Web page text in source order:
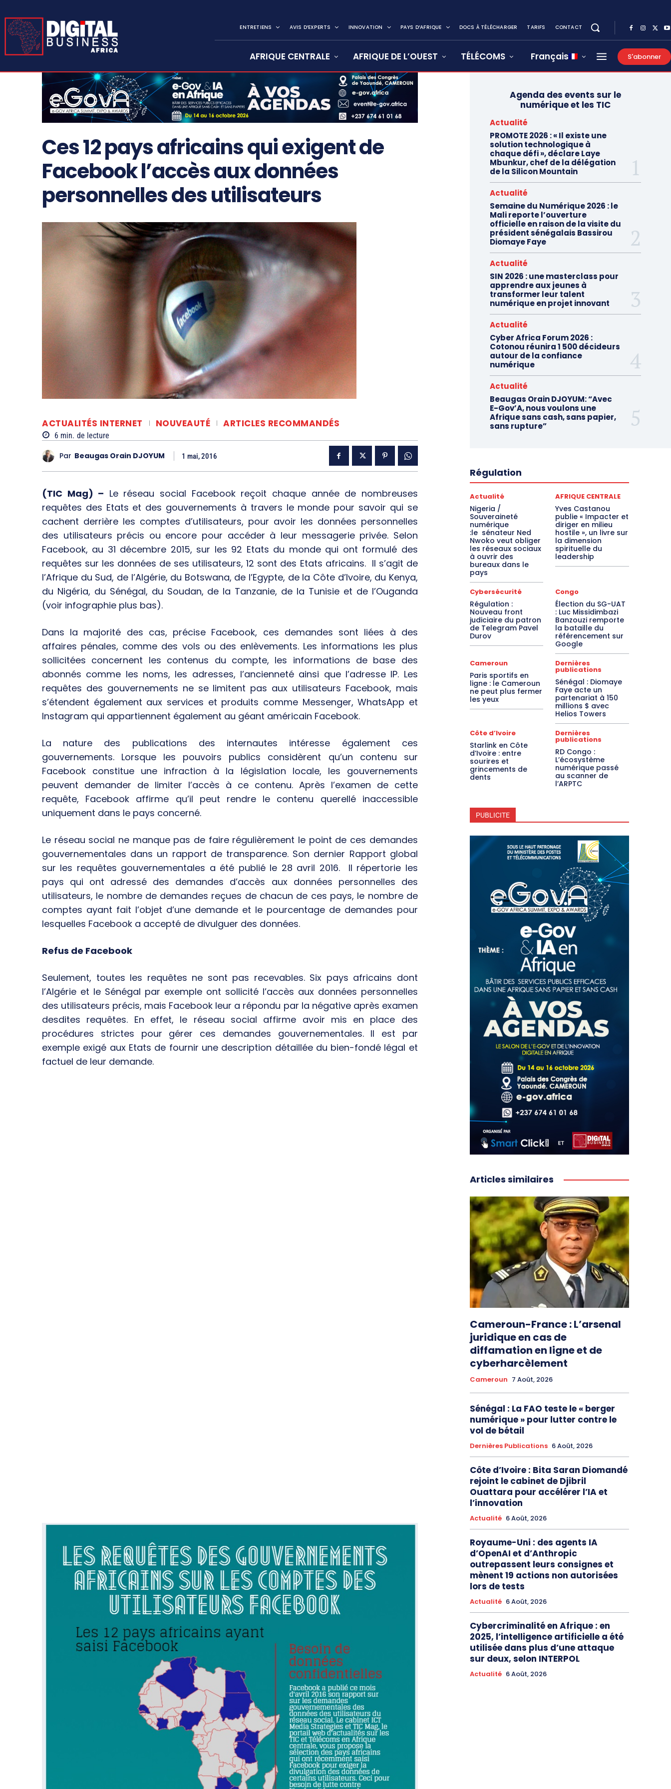
ENTRETIENS AVIS D’EXPERTS INNOVATION PAYS D’AFRIQUE DOCS À TÉLÉCHARGER TARIFS CONTACT
AFRIQUE CENTRALE AFRIQUE DE L’OUEST TÉLÉCOMS Français S'abonner
Ces 12 pays africains qui exigent de
Facebook l’accès aux données
personnelles des utilisateurs
ACTUALITÉS INTERNET NOUVEAUTÉ ARTICLES RECOMMANDÉS
6 min. de lecture
Par Beaugas Orain DJOYUM 1 mai, 2016
(TIC Mag) – Le réseau social Facebook reçoit chaque année de nombreuses
requêtes des Etats et des gouvernements à travers le monde pour savoir qui se
cachent derrière les comptes d’utilisateurs, pour avoir les données personnelles
des utilisateurs précis ou encore pour accéder à leur messagerie privée. Selon
Facebook, au 31 décembre 2015, sur les 92 Etats du monde qui ont formulé des
requêtes sur les données de ses utilisateurs, 12 sont des Etats africains. Il s’agit de
l’Afrique du Sud, de l’Algérie, du Botswana, de l’Egypte, de la Côte d’Ivoire, du Kenya,
du Nigéria, du Sénégal, du Soudan, de la Tanzanie, de la Tunisie et de l’Ouganda
(voir infographie plus bas).
Dans la majorité des cas, précise Facebook, ces demandes sont liées à des
affaires pénales, comme des vols ou des enlèvements. Les informations les plus
sollicitées concernent les contenus du compte, les informations de base des
abonnés comme les noms, les adresses, l’ancienneté ainsi que l’adresse IP. Les
requêtes des gouvernements ne se limitent pas aux utilisateurs Facebook, mais
s’étendent également aux services et produits comme Messenger, WhatsApp et
Instagram qui appartiennent également au géant américain Facebook.
La nature des publications des internautes intéresse également ces
gouvernements. Lorsque les pouvoirs publics considèrent qu’un contenu sur
Facebook constitue une infraction à la législation locale, les gouvernements
peuvent demander de limiter l’accès à ce contenu. Après l’examen de cette
requête, Facebook affirme qu’il peut rendre le contenu querellé inaccessible
uniquement dans le pays concerné.
Le réseau social ne manque pas de faire régulièrement le point de ces demandes
gouvernementales dans un rapport de transparence. Son dernier Rapport global
sur les requêtes gouvernementales a été publié le 28 avril 2016. Il répertorie les
pays qui ont adressé des demandes d’accès aux données personnelles des
utilisateurs, le nombre de demandes reçues de chacun de ces pays, le nombre de
comptes ayant fait l’objet d’une demande et le pourcentage de demandes pour
lesquelles Facebook a accepté de divulguer des données.
Refus de Facebook
Seulement, toutes les requêtes ne sont pas recevables. Six pays africains dont
l’Algérie et le Sénégal par exemple ont sollicité l’accès aux données personnelles
des utilisateurs précis, mais Facebook leur a répondu par la négative après examen
desdites requêtes. En effet, le réseau social affirme avoir mis en place des
procédures strictes pour gérer ces demandes gouvernementales. Il est par
exemple exigé aux Etats de fournir une description détaillée du bien-fondé légal et
factuel de leur demande.
Agenda des events sur le
numérique et les TIC
Actualité
PROMOTE 2026 : « Il existe une
solution technologique à
chaque défi », déclare Laye
Mbunkur, chef de la délégation
de la Silicon Mountain
Actualité
Semaine du Numérique 2026 : le
Mali reporte l’ouverture
officielle en raison de la visite du
président sénégalais Bassirou
Diomaye Faye
Actualité
SIN 2026 : une masterclass pour
apprendre aux jeunes à
transformer leur talent
numérique en projet innovant
Actualité
Cyber Africa Forum 2026 :
Cotonou réunira 1 500 décideurs
autour de la confiance
numérique
Actualité
Beaugas Orain DJOYUM: “Avec
E-Gov’A, nous voulons une
Afrique sans cash, sans papier,
sans rupture”
Régulation
Actualité
Nigeria /
Souveraineté
numérique
:le sénateur Ned
Nwoko veut obliger
les réseaux sociaux
à ouvrir des
bureaux dans le
pays
AFRIQUE CENTRALE
Yves Castanou
publie « Impacter et
diriger en milieu
hostile », un livre sur
la dimension
spirituelle du
leadership
Cybersécurité
Régulation :
Nouveau front
judiciaire du patron
de Telegram Pavel
Durov
Congo
Élection du SG-UAT
: Luc Missidimbazi
Banzouzi remporte
la bataille du
référencement sur
Google
Cameroun
Paris sportifs en
ligne : le Cameroun
ne peut plus fermer
les yeux
Dernières
publications
Sénégal : Diomaye
Faye acte un
partenariat à 150
millions $ avec
Helios Towers
Côte d’Ivoire
Starlink en Côte
d’Ivoire : entre
sourires et
grincements de
dents
Dernières
publications
RD Congo :
L’écosystème
numérique passé
au scanner de
l’ARPTC
PUBLICITE
Articles similaires
Cameroun-France : L’arsenal
juridique en cas de
diffamation en ligne et de
cyberharcèlement
Cameroun 7 Août, 2026
Sénégal : La FAO teste le « berger
numérique » pour lutter contre le
vol de bétail
Dernières Publications 6 Août, 2026
Côte d’Ivoire : Bita Saran Diomandé
rejoint le cabinet de Djibril
Ouattara pour accélérer l’IA et
l’innovation
Actualité 6 Août, 2026
Royaume-Uni : des agents IA
d’OpenAI et d’Anthropic
outrepassent leurs consignes et
mènent 19 actions non autorisées
lors de tests
Actualité 6 Août, 2026
Cybercriminalité en Afrique : en
2025, l’intelligence artificielle a été
utilisée dans plus d’une attaque
sur deux, selon INTERPOL
Actualité 6 Août, 2026